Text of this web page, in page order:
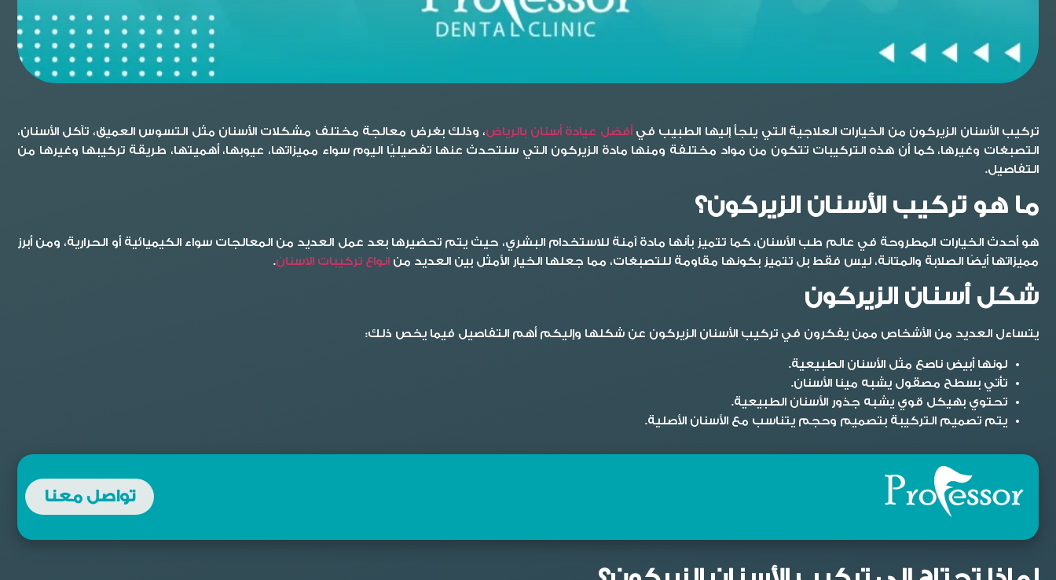
تركيب الأسنان الزيركون من الخيارات العلاجية التي يلجأ إليها الطبيب في أفضل عيادة أسنان بالرياض، وذلك بغرض معالجة مختلف مشكلات الأسنان مثل التسوس العميق، تآكل الأسنان،
التصبغات وغيرها، كما أن هذه التركيبات تتكون من مواد مختلفة ومنها مادة الزيركون التي سنتحدث عنها تفصيليًا اليوم سواء مميزاتها، عيوبها، أهميتها، طريقة تركيبها وغيرها من
التفاصيل.
ما هو تركيب الأسنان الزيركون؟
هو أحدث الخيارات المطروحة في عالم طب الأسنان، كما تتميز بأنها مادة آمنة للاستخدام البشري، حيث يتم تحضيرها بعد عمل العديد من المعالجات سواء الكيميائية أو الحرارية، ومن أبرز
مميزاتها أيضًا الصلابة والمتانة، ليس فقط بل تتميز بكونها مقاومة للتصبغات، مما جعلها الخيار الأمثل بين العديد من انواع تركيبات الاسنان.
شكل أسنان الزيركون
يتساءل العديد من الأشخاص ممن يفكرون في تركيب الأسنان الزيركون عن شكلها وإليكم أهم التفاصيل فيما يخص ذلك:
لونها أبيض ناصع مثل الأسنان الطبيعية.
تأتي بسطح مصقول يشبه مينا الأسنان.
تحتوي بهيكل قوي يشبه جذور الأسنان الطبيعية.
يتم تصميم التركيبة بتصميم وحجم يتناسب مع الأسنان الأصلية.
تواصل معنا